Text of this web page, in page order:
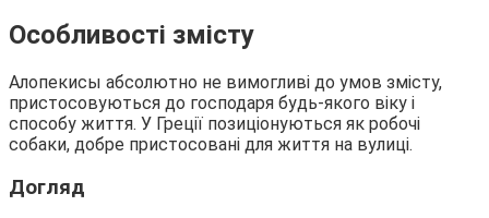
Особливості змісту
Алопекисы абсолютно не вимогливі до умов змісту,
пристосовуються до господаря будь-якого віку і
способу життя. У Греції позиціонуються як робочі
собаки, добре пристосовані для життя на вулиці.
Догляд